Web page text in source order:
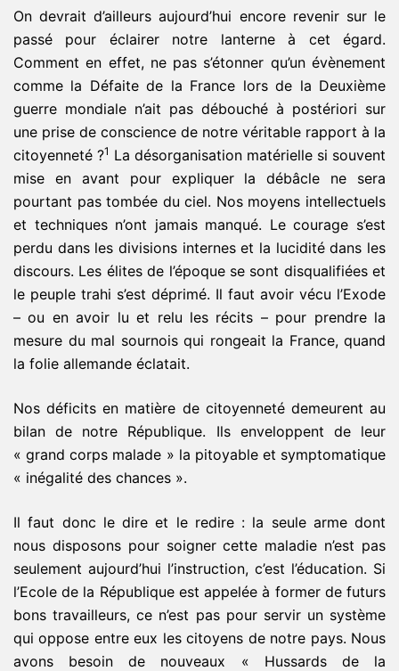
On devrait d’ailleurs aujourd’hui encore revenir sur le
passé pour éclairer notre lanterne à cet égard.
Comment en effet, ne pas s’étonner qu’un évènement
comme la Défaite de la France lors de la Deuxième
guerre mondiale n’ait pas débouché à postériori sur
une prise de conscience de notre véritable rapport à la
citoyenneté ?1 La désorganisation matérielle si souvent
mise en avant pour expliquer la débâcle ne sera
pourtant pas tombée du ciel. Nos moyens intellectuels
et techniques n’ont jamais manqué. Le courage s’est
perdu dans les divisions internes et la lucidité dans les
discours. Les élites de l’époque se sont disqualifiées et
le peuple trahi s’est déprimé. Il faut avoir vécu l’Exode
– ou en avoir lu et relu les récits – pour prendre la
mesure du mal sournois qui rongeait la France, quand
la folie allemande éclatait.
Nos déficits en matière de citoyenneté demeurent au
bilan de notre République. Ils enveloppent de leur
« grand corps malade » la pitoyable et symptomatique
« inégalité des chances ».
Il faut donc le dire et le redire : la seule arme dont
nous disposons pour soigner cette maladie n’est pas
seulement aujourd’hui l’instruction, c’est l’éducation. Si
l’Ecole de la République est appelée à former de futurs
bons travailleurs, ce n’est pas pour servir un système
qui oppose entre eux les citoyens de notre pays. Nous
avons besoin de nouveaux « Hussards de la